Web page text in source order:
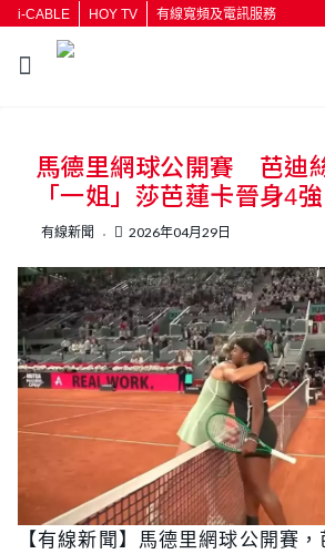
i-CABLE HOY TV 有線寬頻及電訊服務
按輸入鍵開始搜尋
馬德里網球公開賽 芭迪
「一姐」莎芭蓮卡晉身4強
有線新聞 2026年04月29日
【有線新聞】馬德里網球公開賽